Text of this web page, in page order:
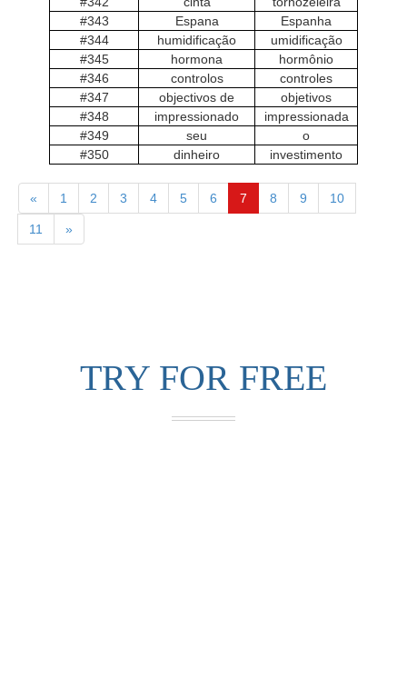
#343
Espana
Espanha
#344
humidificação
umidificação
#345
hormona
hormônio
#346
controlos
controles
#347
objectivos de
objetivos
#348
impressionado
impressionada
#349
seu
o
#350
dinheiro investimento
« 1 2 3 4 5 6 7 8 9 10
11 »
TRY FOR FREE